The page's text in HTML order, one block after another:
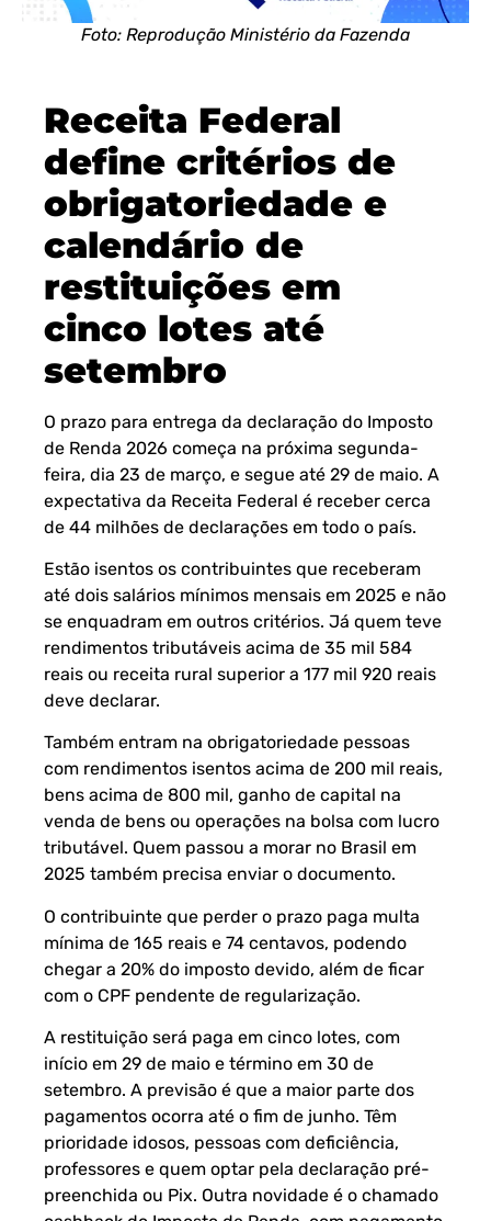
Foto: Reprodução Ministério da Fazenda
Receita Federal
define critérios de
obrigatoriedade e
calendário de
restituições em
cinco lotes até
setembro
O prazo para entrega da declaração do Imposto
de Renda 2026 começa na próxima segunda-
feira, dia 23 de março, e segue até 29 de maio. A
expectativa da Receita Federal é receber cerca
de 44 milhões de declarações em todo o país.
Estão isentos os contribuintes que receberam
até dois salários mínimos mensais em 2025 e não
se enquadram em outros critérios. Já quem teve
rendimentos tributáveis acima de 35 mil 584
reais ou receita rural superior a 177 mil 920 reais
deve declarar.
Também entram na obrigatoriedade pessoas
com rendimentos isentos acima de 200 mil reais,
bens acima de 800 mil, ganho de capital na
venda de bens ou operações na bolsa com lucro
tributável. Quem passou a morar no Brasil em
2025 também precisa enviar o documento.
O contribuinte que perder o prazo paga multa
mínima de 165 reais e 74 centavos, podendo
chegar a 20% do imposto devido, além de ficar
com o CPF pendente de regularização.
A restituição será paga em cinco lotes, com
início em 29 de maio e término em 30 de
setembro. A previsão é que a maior parte dos
pagamentos ocorra até o fim de junho. Têm
prioridade idosos, pessoas com deficiência,
professores e quem optar pela declaração pré-
preenchida ou Pix. Outra novidade é o chamado